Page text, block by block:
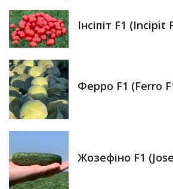
Інсіпіт F1 (Incipit
Ферро F1 (Ferro
Жозефіно F1